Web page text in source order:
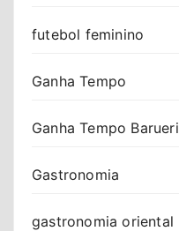
futebol feminino
Ganha Tempo
Ganha Tempo Barueri
Gastronomia
gastronomia oriental